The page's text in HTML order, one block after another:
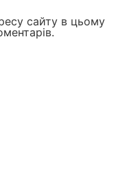
сайту в цьому